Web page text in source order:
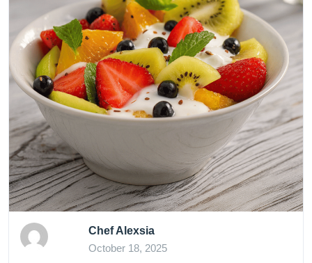
Chef Alexsia
October 18, 2025